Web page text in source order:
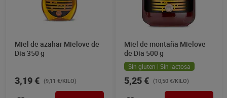
Miel de azahar Mielove de
Dia 350 g
3,19 € (9,11 €/KILO)
Miel de montaña Mielove
de Dia 500 g
Sin gluten | Sin lactosa
5,25 € (10,50 €/KILO)